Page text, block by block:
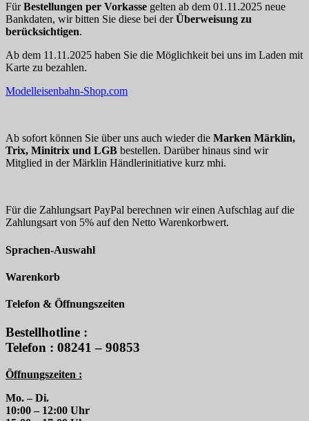
FürBestellungen per Vorkasse gelten ab dem 01.11.2025 neue
Bankdaten, wir bitten Sie diese bei derÜberweisung zu
berücksichtigen.
Ab dem 11.11.2025 haben Sie die Möglichkeit bei uns im Laden mit
Karte zu bezahlen.
Modelleisenbahn-Shop.com
Ab sofort können Sie über uns auch wieder die Marken Märklin,
Trix, Minitrix und LGB bestellen. Darüber hinaus sind wir
Mitglied in der Märklin Händlerinitiative kurz mhi.
Für die Zahlungsart PayPal berechnen wir einen Aufschlag auf die
Zahlungsart von 5% auf den Netto Warenkorbwert.
Sprachen-Auswahl
Warenkorb
Telefon & Öffnungszeiten
Bestellhotline :
Telefon : 08241 – 90853
Öffnungszeiten :
Mo. – Di.
10:00 – 12:00 Uhr